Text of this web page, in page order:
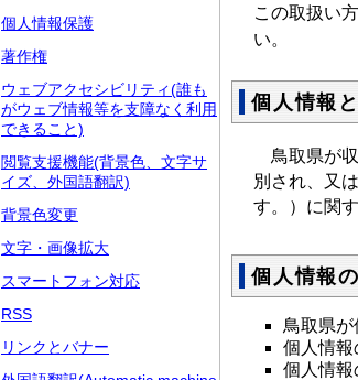
個人情報保護
著作権
ウェブアクセシビリティ(誰も
がウェブ情報等を支障なく利用
できること)
閲覧支援機能(背景色、文字サ
イズ、外国語翻訳)
背景色変更
文字・画像拡大
スマートフォン対応
RSS
リンクとバナー
この取扱い
い。
個人情報
鳥取県が収
別され、又
す。）に関
個人情報
鳥取県
個人情報
個人情報